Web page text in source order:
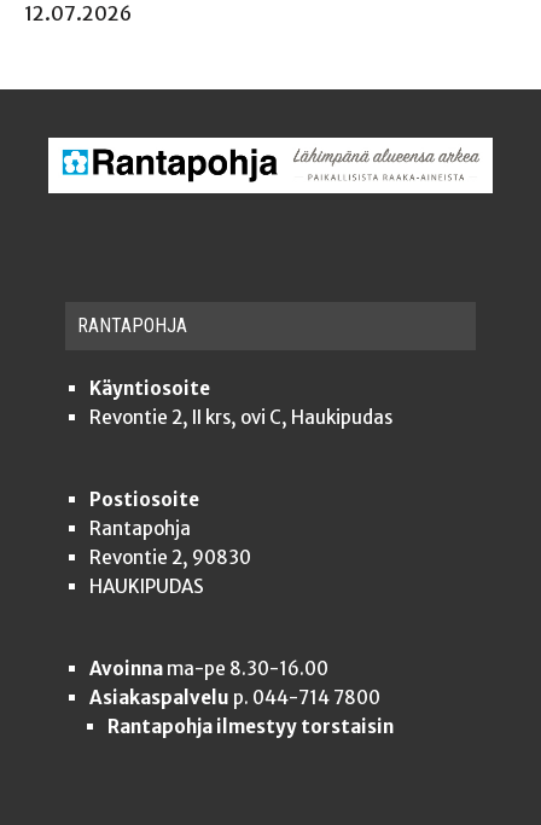
12.07.2026
RAN­TA­POH­JA
Käyntiosoite
Revontie 2, II krs, ovi C, Haukipudas
Postiosoite
Rantapohja
Revontie 2, 90830
HAUKIPUDAS
Avoinnama-pe 8.30-16.00
Asiakaspalvelu p. 044-714 7800
Rantapohja ilmestyy torstaisin